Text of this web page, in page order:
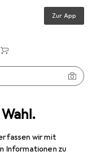
wir mit
Informationen zu
Zur App
Varta 1 Chron V 379